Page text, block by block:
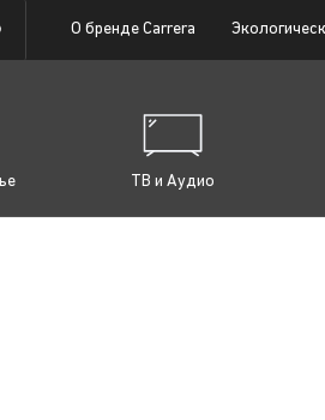
О бренде Carrera
ТВ и Аудио